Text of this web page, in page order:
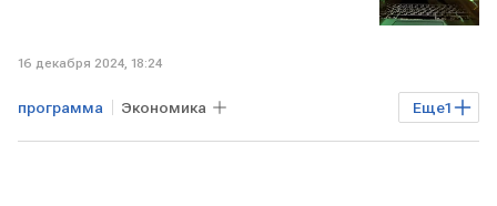
16 декабря 2024, 18:24
Еще1
программа Экономика
цифровая трансформация